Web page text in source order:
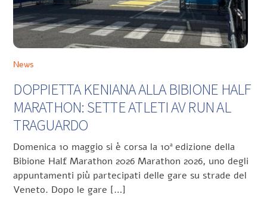
News
DOPPIETTA KENIANA ALLA BIBIONE HALF
MARATHON: SETTE ATLETI AV RUN AL
TRAGUARDO
Domenica 10 maggio si è corsa la 10ª edizione della
Bibione Half Marathon 2026 Marathon 2026, uno degli
appuntamenti più partecipati delle gare su strade del
Veneto. Dopo le gare […]